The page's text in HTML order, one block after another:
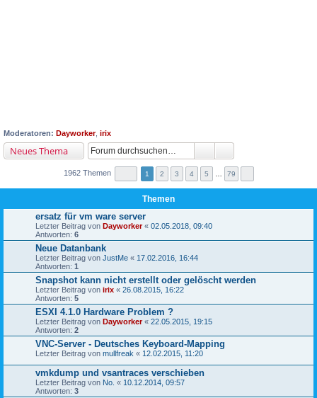
Moderatoren: Dayworker, irix
Neues Thema
1962 Themen 1 2 3 4 5 79
Themen
ersatz für vm ware server
Letzter Beitrag von Dayworker« 02.05.2018, 09:40
Antworten: 6
Neue Datanbank
Letzter Beitrag von JustMe « 17.02.2016, 16:44
Antworten: 1
Snapshot kann nicht erstellt oder gelöscht werden
Letzter Beitrag von irix « 26.08.2015, 16:22
Antworten: 5
ESXI 4.1.0 Hardware Problem ?
Letzter Beitrag von Dayworker« 22.05.2015, 19:15
Antworten: 2
VNC-Server - Deutsches Keyboard-Mapping
Letzter Beitrag von mullfreak « 12.02.2015, 11:20
vmkdump und vsantraces verschieben
Letzter Beitrag von No. « 10.12.2014, 09:57
Antworten: 3